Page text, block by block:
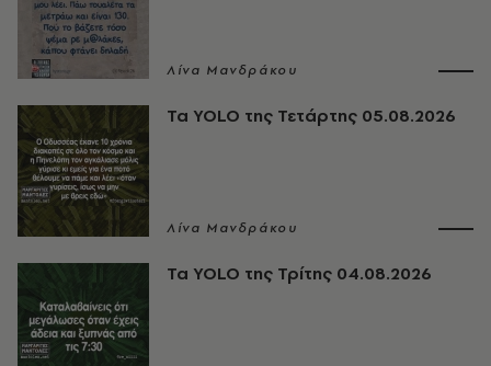
Λίνα Μανδράκου
Τα YOLO της Τετάρτης 05.08.2026
Λίνα Μανδράκου
Τα YOLO της Τρίτης 04.08.2026